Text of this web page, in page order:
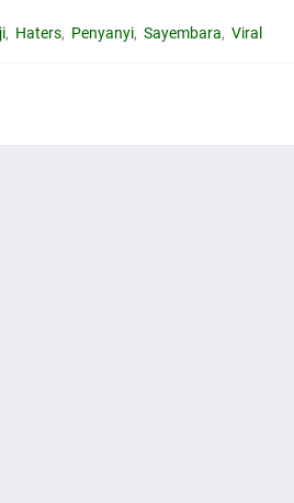
Haters Penyanyi Sayembara Viral